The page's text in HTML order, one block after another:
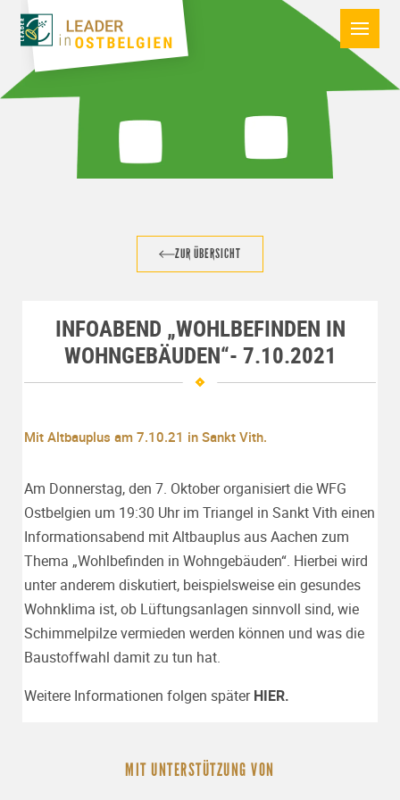
ZUR ÜBERSICHT
INFOABEND „WOHLBEFINDEN IN
WOHNGEBÄUDEN“- 7.10.2021
Mit Altbauplus am 7.10.21 in Sankt Vith.
Am Donnerstag, den 7. Oktober organisiert die WFG
Ostbelgien um 19:30 Uhr im Triangel in Sankt Vith einen
Informationsabend mit Altbauplus aus Aachen zum
Thema „Wohlbefinden in Wohngebäuden“. Hierbei wird
unter anderem diskutiert, beispielsweise ein gesundes
Wohnklima ist, ob Lüftungsanlagen sinnvoll sind, wie
Schimmelpilze vermieden werden können und was die
Baustoffwahl damit zu tun hat.
Weitere Informationen folgen späterHIER.
MIT UNTERSTÜTZUNG VON